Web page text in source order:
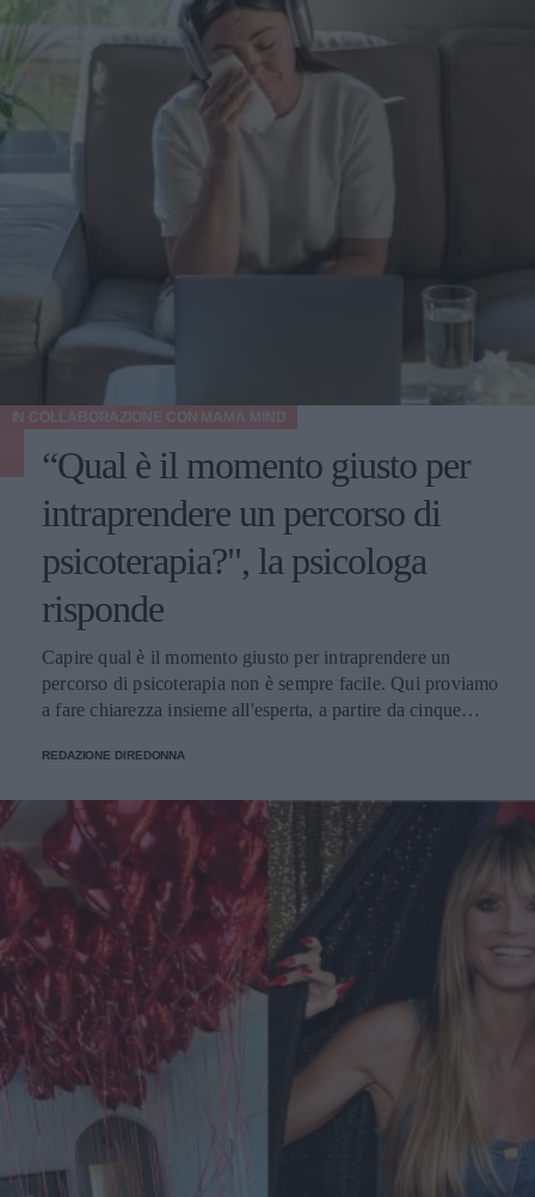
“Qual è il momento giusto per
intraprendere un percorso di
psicoterapia?", la psicologa
risponde
Capire qual è il momento giusto per intraprendere un
percorso di psicoterapia non è sempre facile. Qui proviamo
a fare chiarezza insieme all'esperta, a partire da cinque
IN COLLABORAZIONE CON MAMA MIND
REDAZIONE DIREDONNA